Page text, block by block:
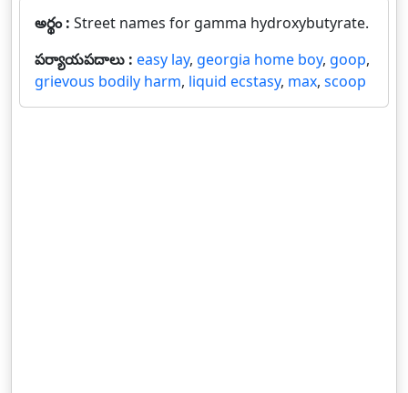
అర్థం : Street names for gamma hydroxybutyrate.
పర్యాయపదాలు : easy lay, georgia home boy, goop,
grievous bodily harm, liquid ecstasy, max, scoop